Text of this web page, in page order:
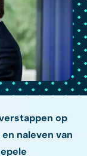
op
naleven van